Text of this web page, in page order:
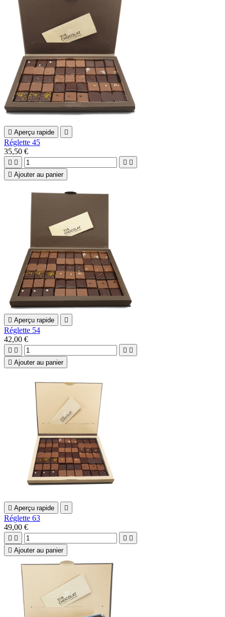
 Aperçu rapide 
Réglette 45
35,50 €
   
 Ajouter au panier
 Aperçu rapide 
Réglette 54
42,00 €
   
 Ajouter au panier
 Aperçu rapide 
Réglette 63
49,00 €
   
 Ajouter au panier